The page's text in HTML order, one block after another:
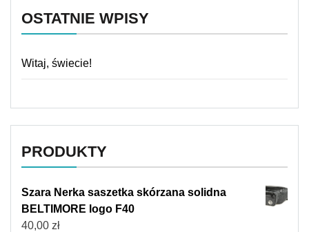
OSTATNIE WPISY
Witaj, świecie!
PRODUKTY
Szara Nerka saszetka skórzana solidna
BELTIMORE logo F40
40,00 zł